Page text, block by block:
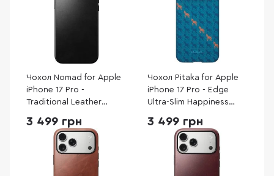
Чохол Nomad for Apple
iPhone 17 Pro -
Traditional Leather
(NM011963858)
3 499 грн
Чохол Pitaka for Apple
iPhone 17 Pro - Edge
Ultra-Slim Happiness
3 499 грн